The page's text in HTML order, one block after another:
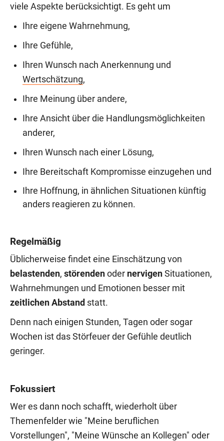
viele Aspekte berücksichtigt. Es geht um
Ihre eigene Wahrnehmung,
Ihre Gefühle,
Ihren Wunsch nach Anerkennung und
Wertschätzung,
Ihre Meinung über andere,
Ihre Ansicht über die Handlungsmöglichkeiten
anderer,
Ihren Wunsch nach einer Lösung,
Ihre Bereitschaft Kompromisse einzugehen und
Ihre Hoffnung, in ähnlichen Situationen künftig
anders reagieren zu können.
Regelmäßig
Üblicherweise findet eine Einschätzung von
belastenden, störenden oder nervigen Situationen,
Wahrnehmungen und Emotionen besser mit
zeitlichen Abstand statt.
Denn nach einigen Stunden, Tagen oder sogar
Wochen ist das Störfeuer der Gefühle deutlich
geringer.
Fokussiert
Wer es dann noch schafft, wiederholt über
Themenfelder wie "Meine beruflichen
Vorstellungen", "Meine Wünsche an Kollegen" oder